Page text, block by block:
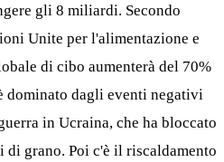
gli 8 miliardi. Secondo
Unite per l'alimentazione e
di cibo aumenterà del 70%
dominato dagli eventi negativi
in Ucraina, che ha bloccato
grano. Poi c'è il riscaldamento